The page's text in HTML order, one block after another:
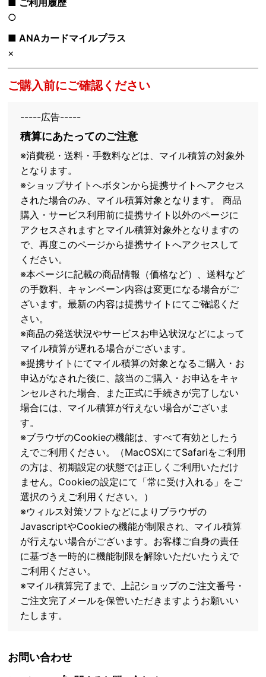
○
■ ANAカードマイルプラス
×
ご購入前にご確認ください
-----広告-----
積算にあたってのご注意
※消費税・送料・手数料などは、マイル積算の対象外
となります。
※ショップサイトへボタンから提携サイトへアクセス
された場合のみ、マイル積算対象となります。 商品
購入・サービス利用前に提携サイト以外のページに
アクセスされますとマイル積算対象外となりますの
で、再度このページから提携サイトへアクセスして
ください。
※本ページに記載の商品情報（価格など）、送料など
の手数料、キャンペーン内容は変更になる場合がご
ざいます。最新の内容は提携サイトにてご確認くだ
さい。
※商品の発送状況やサービスお申込状況などによって
マイル積算が遅れる場合がございます。
※提携サイトにてマイル積算の対象となるご購入・お
申込がなされた後に、該当のご購入・お申込をキャ
ンセルされた場合、また正式に手続きが完了しない
場合には、マイル積算が行えない場合がございま
す。
※ブラウザのCookieの機能は、すべて有効としたう
えでご利用ください。（MacOSXにてSafariをご利用
の方は、初期設定の状態では正しくご利用いただけ
ません。Cookieの設定にて「常に受け入れる」をご
選択のうえご利用ください。）
※ウィルス対策ソフトなどによりブラウザの
JavascriptやCookieの機能が制限され、マイル積算
が行えない場合がございます。お客様ご自身の責任
に基づき一時的に機能制限を解除いただいたうえで
ご利用ください。
※マイル積算完了まで、上記ショップのご注文番号・
ご注文完了メールを保管いただきますようお願いい
たします。
お問い合わせ